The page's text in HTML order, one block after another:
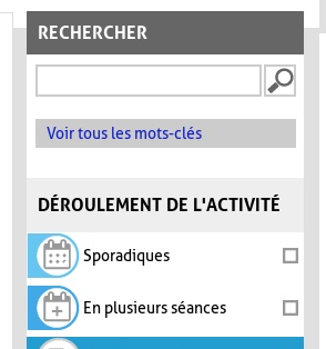
RECHERCHER
Voir tous les mots-clés
DÉROULEMENT DE L'ACTIVITÉ
Sporadiques
En plusieurs séances